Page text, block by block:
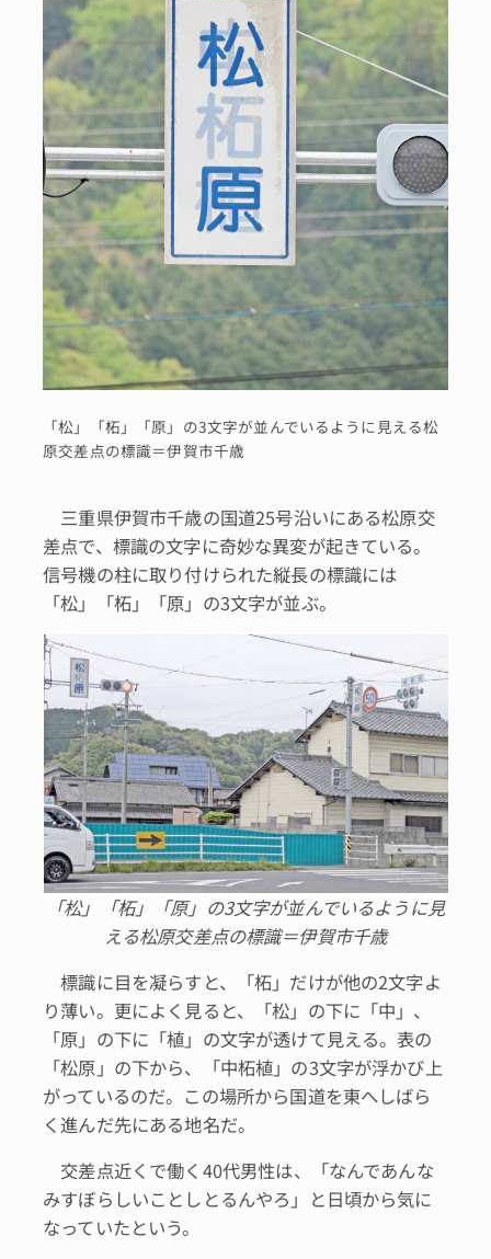
「松」「柘」「原」の3文字が並んでいるように見える松
原交差点の標識＝伊賀市千歳
三重県伊賀市千歳の国道25号沿いにある松原交
差点で、標識の文字に奇妙な異変が起きている。
信号機の柱に取り付けられた縦長の標識には
「松」「柘」「原」の3文字が並ぶ。
「松」「柘」「原」の3文字が並んでいるように見
える松原交差点の標識＝伊賀市千歳
標識に目を凝らすと、「柘」だけが他の2文字よ
り薄い。更によく見ると、「松」の下に「中」、
「原」の下に「植」の文字が透けて見える。表の
「松原」の下から、「中柘植」の3文字が浮かび上
がっているのだ。この場所から国道を東へしばら
く進んだ先にある地名だ。
交差点近くで働く40代男性は、「なんであんな
みすぼらしいことしとるんやろ」と日頃から気に
なっていたという。